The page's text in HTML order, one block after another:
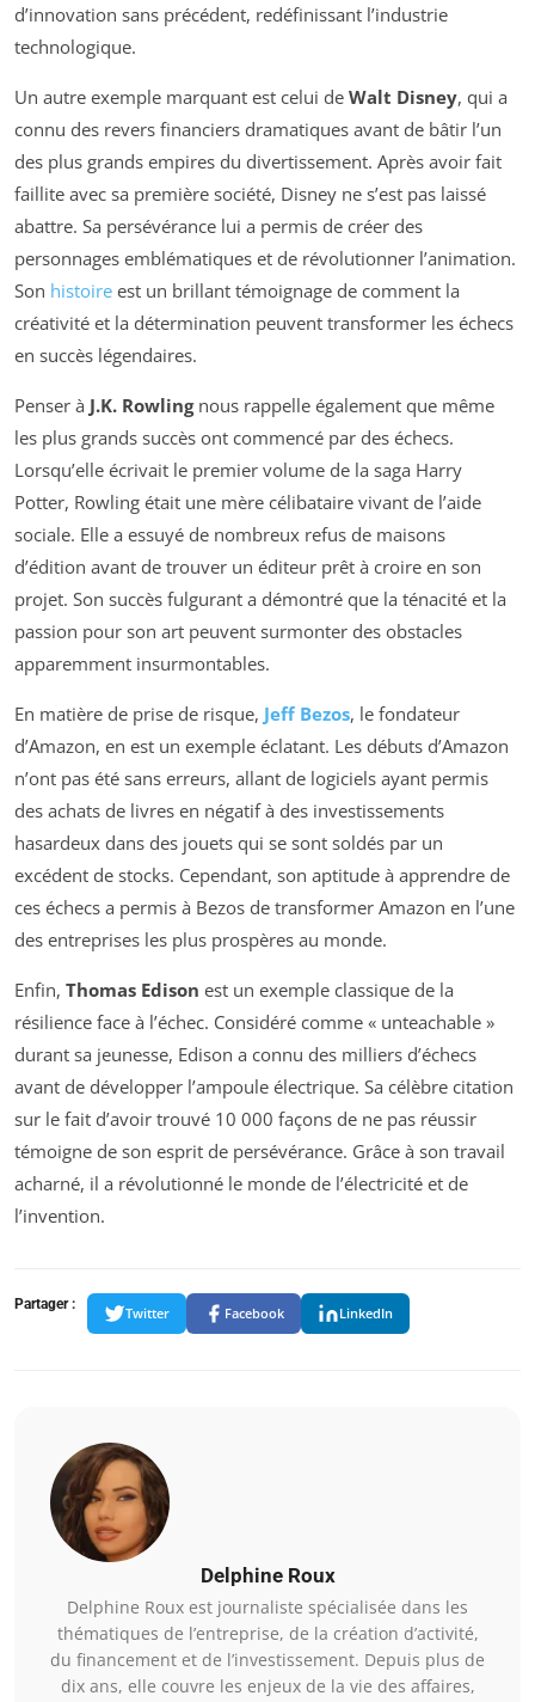
d’innovation sans précédent, redéfinissant l’industrie
technologique.
Un autre exemple marquant est celui de Walt Disney, qui a
connu des revers financiers dramatiques avant de bâtir l’un
des plus grands empires du divertissement. Après avoir fait
faillite avec sa première société, Disney ne s’est pas laissé
abattre. Sa persévérance lui a permis de créer des
personnages emblématiques et de révolutionner l’animation.
Son histoire est un brillant témoignage de comment la
créativité et la détermination peuvent transformer les échecs
en succès légendaires.
Penser à J.K. Rowlingnous rappelle également que même
les plus grands succès ont commencé par des échecs.
Lorsqu’elle écrivait le premier volume de la saga Harry
Potter, Rowling était une mère célibataire vivant de l’aide
sociale. Elle a essuyé de nombreux refus de maisons
d’édition avant de trouver un éditeur prêt à croire en son
projet. Son succès fulgurant a démontré que la ténacité et la
passion pour son art peuvent surmonter des obstacles
apparemment insurmontables.
En matière de prise de risque, Jeff Bezos, le fondateur
d’Amazon, en est un exemple éclatant. Les débuts d’Amazon
n’ont pas été sans erreurs, allant de logiciels ayant permis
des achats de livres en négatif à des investissements
hasardeux dans des jouets qui se sont soldés par un
excédent de stocks. Cependant, son aptitude à apprendre de
ces échecs a permis à Bezos de transformer Amazon en l’une
des entreprises les plus prospères au monde.
Enfin, Thomas Edison est un exemple classique de la
résilience face à l’échec. Considéré comme « unteachable »
durant sa jeunesse, Edison a connu des milliers d’échecs
avant de développer l’ampoule électrique. Sa célèbre citation
sur le fait d’avoir trouvé 10 000 façons de ne pas réussir
témoigne de son esprit de persévérance. Grâce à son travail
acharné, il a révolutionné le monde de l’électricité et de
l’invention.
Partager :
Twitter Facebook LinkedIn
Delphine Roux
Delphine Roux est journaliste spécialisée dans les
thématiques de l’entreprise, de la création d’activité,
du financement et de l’investissement. Depuis plus de
dix ans, elle couvre les enjeux de la vie des affaires,